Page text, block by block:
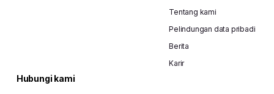
Tentang kami
Pelindungan data pribadi
Berita
Karir
Hubungi kami